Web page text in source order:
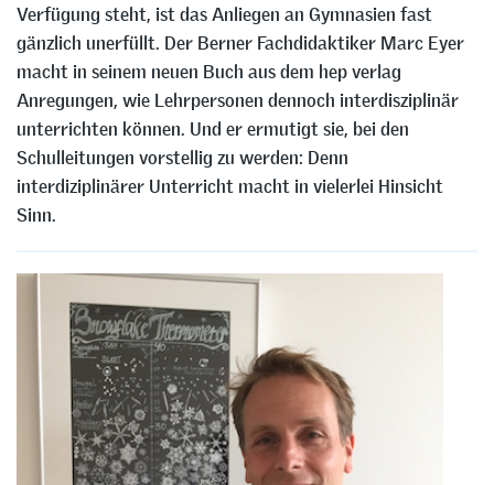
Verfügung steht, ist das Anliegen an Gymnasien fast
gänzlich unerfüllt. Der Berner Fachdidaktiker Marc Eyer
macht in seinem neuen Buch aus dem hep verlag
Anregungen, wie Lehrpersonen dennoch interdisziplinär
unterrichten können. Und er ermutigt sie, bei den
Schulleitungen vorstellig zu werden: Denn
interdiziplinärer Unterricht macht in vielerlei Hinsicht
Sinn.